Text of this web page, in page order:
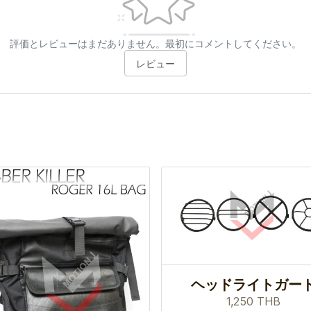
評価とレビューはまだありません。最初にコメントしてください。
レビュー
ヘッドライトガー
1,250 THB